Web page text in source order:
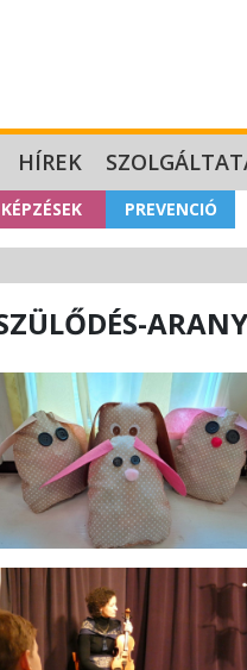
HÍREK
KÉPZÉSEK PREVENCIÓ